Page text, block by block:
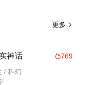
更多 
769
神话
/ 科幻